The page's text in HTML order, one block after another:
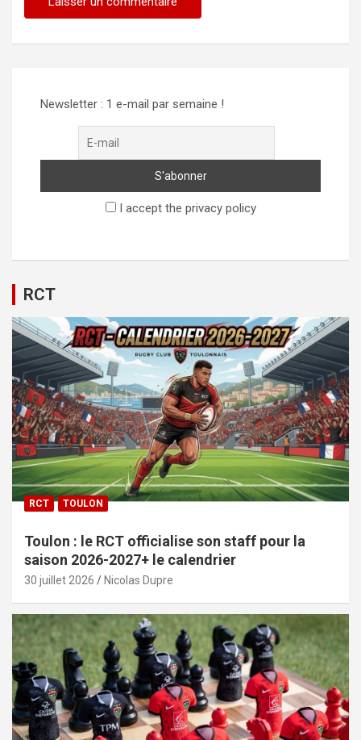
Newsletter : 1 e-mail par semaine !
I accept the privacy policy
RCT
RCT TOULON
Toulon : le RCT officialise son staff pour la
saison 2026-2027+ le calendrier
30 juillet 2026 Nicolas Dupre